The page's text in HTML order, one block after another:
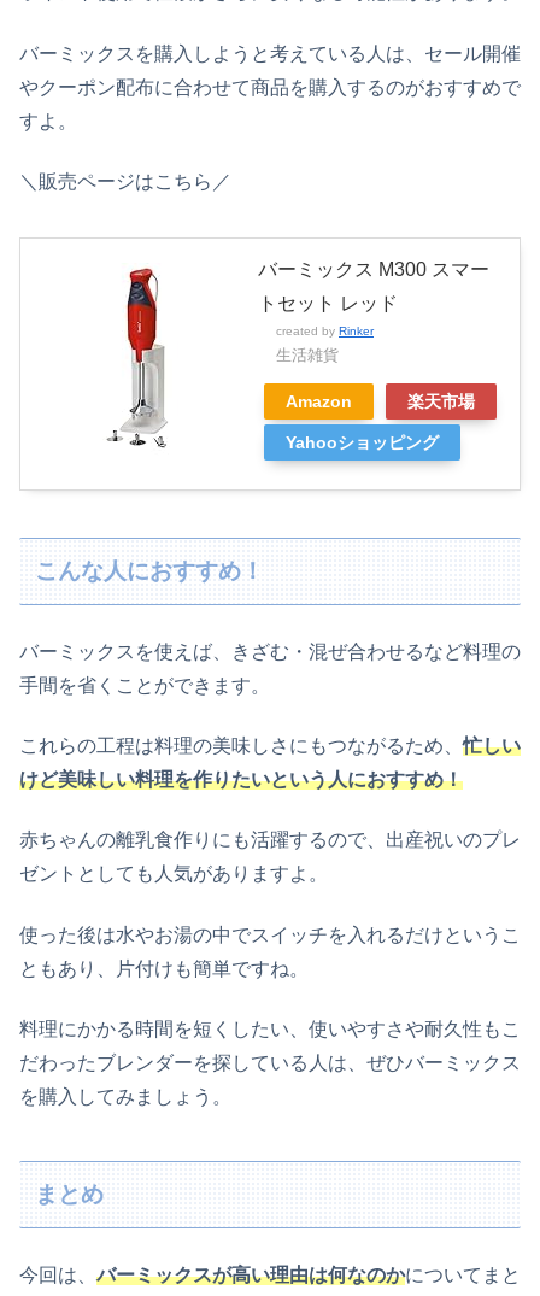
バーミックスを購入しようと考えている人は、セール開催
やクーポン配布に合わせて商品を購入するのがおすすめで
すよ。
＼販売ページはこちら／
バーミックス M300 スマー
トセット レッド
created by Rinker
生活雑貨
Amazon 楽天市場
Yahooショッピング
こんな人におすすめ！
バーミックスを使えば、きざむ・混ぜ合わせるなど料理の
手間を省くことができます。
これらの工程は料理の美味しさにもつながるため、忙しい
けど美味しい料理を作りたいという人におすすめ！
赤ちゃんの離乳食作りにも活躍するので、出産祝いのプレ
ゼントとしても人気がありますよ。
使った後は水やお湯の中でスイッチを入れるだけというこ
ともあり、片付けも簡単ですね。
料理にかかる時間を短くしたい、使いやすさや耐久性もこ
だわったブレンダーを探している人は、ぜひバーミックス
を購入してみましょう。
まとめ
今回は、バーミックスが高い理由は何なのかについてまと